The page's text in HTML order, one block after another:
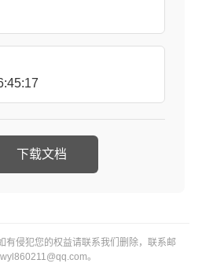
下载文档
有侵犯您的权益请联系我们删除，联系邮
。